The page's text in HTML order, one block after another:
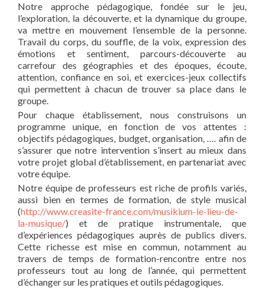
Notre approche pédagogique, fondée sur le jeu,
l’exploration, la découverte, et la dynamique du groupe,
va mettre en mouvement l’ensemble de la personne.
Travail du corps, du souffle, de la voix, expression des
émotions et sentiment, parcours-découverte au
carrefour des géographies et des époques, écoute,
attention, confiance en soi, et exercices-jeux collectifs
qui permettent à chacun de trouver sa place dans le
groupe.
Pour chaque établissement, nous construisons un
programme unique, en fonction de vos attentes :
objectifs pédagogiques, budget, organisation, …. afin de
s’assurer que notre intervention s’insert au mieux dans
votre projet global d’établissement, en partenariat avec
votre équipe.
Notre équipe de professeurs est riche de profils variés,
aussi bien en termes de formation, de style musical
(http://www.creasite-france.com/musikium-le-lieu-de-
la-musique/) et de pratique instrumentale, que
d’expériences pédagogiques auprès de publics divers.
Cette richesse est mise en commun, notamment au
travers de temps de formation-rencontre entre nos
professeurs tout au long de l’année, qui permettent
d’échanger sur les pratiques et outils pédagogiques.